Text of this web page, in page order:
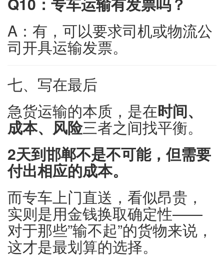
A：有，可以要求司机或物流公
司开具运输发票。
七、写在最后
急货运输的本质，是在时间、
成本、风险三者之间找平衡。
2天到邯郸不是不可能，但需要
付出相应的成本。
而专车上门直送，看似昂贵，
实则是用金钱换取确定性——
对于那些”输不起”的货物来说，
这才是最划算的选择。